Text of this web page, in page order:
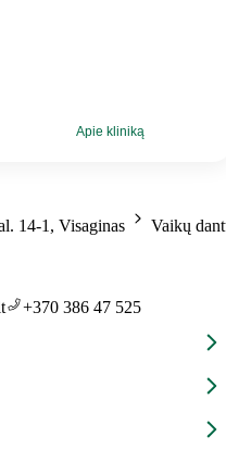
Apie kliniką
14-1, Visaginas
Vaikų
+370 386 47 525